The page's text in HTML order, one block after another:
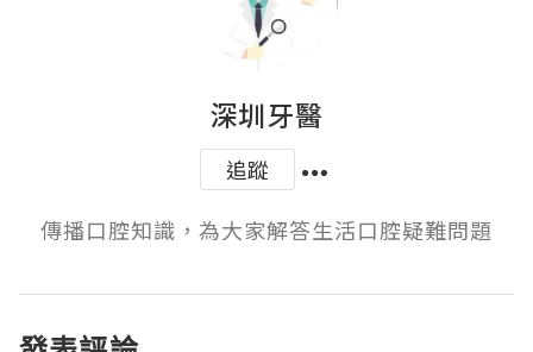
深圳牙醫
追蹤
傳播口腔知識，為大家解答生活口腔疑難問題